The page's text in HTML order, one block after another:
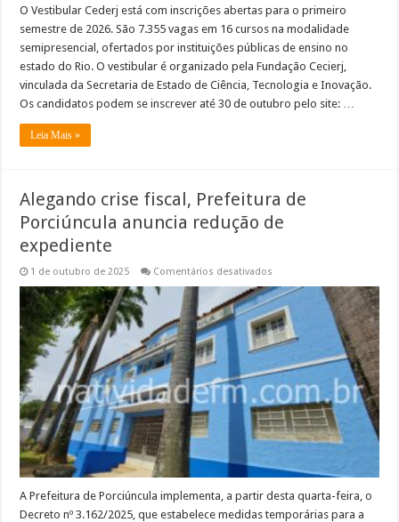
O Vestibular Cederj está com inscrições abertas para o primeiro
semestre de 2026. São 7.355 vagas em 16 cursos na modalidade
semipresencial, ofertados por instituições públicas de ensino no
estado do Rio. O vestibular é organizado pela Fundação Cecierj,
vinculada da Secretaria de Estado de Ciência, Tecnologia e Inovação.
Os candidatos podem se inscrever até 30 de outubro pelo site: …
Leia Mais »
Alegando crise fiscal, Prefeitura de
Porciúncula anuncia redução de
expediente
1 de outubro de 2025 Comentários desativados
crise
fiscal,
Prefeitura
de
Porciúncula
anuncia
redução
de
expediente
A Prefeitura de Porciúncula implementa, a partir desta quarta-feira, o
Decreto nº 3.162/2025, que estabelece medidas temporárias para a